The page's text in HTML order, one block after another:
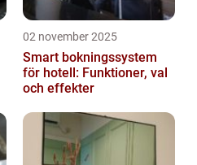
02 november 2025
Smart bokningssystem
för hotell: Funktioner, val
och effekter